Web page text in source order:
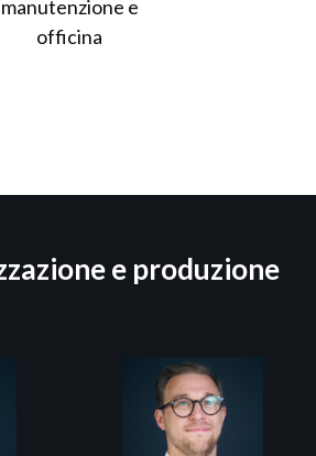
manutenzione e
officina
e produzione